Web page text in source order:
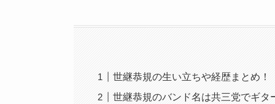
世継恭規の生い立ちや経歴まとめ！
世継恭規のバンド名は共三党でギタ